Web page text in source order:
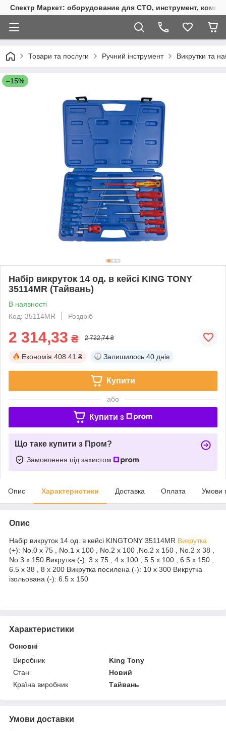
Спектр Маркет: оборудование для СТО, инструмент,
Товари та послуги Ручний інструмент Викрутки та
–15%
Набір викруток 14 од. в кейсі KING TONY
35114MR (Тайвань)
В наявності
Код: 35114MR
Роздріб
2 314,33 ₴ 2 722,74 ₴
Економія 408.41 ₴ Залишилось 40 днів
Купити
або
Купити з
Що таке купити з Пром?
Замовлення під захистом
Опис Характеристики Доставка Оплата Умови
Опис
Набір викруток 14 од. в кейсі KINGTONY 35114MR Викрутка
(+): No.0 x 75 , No.1 x 100 , No.2 x 100 ,No.2 x 150 , No.2 x 38 ,
No.3 x 150 Викрутка (-): 3 x 75 , 4 x 100 , 5.5 x 100 , 6.5 x 150 ,
6.5 x 38 , 8 x 200 Викрутка посилена (-): 10 x 300 Викрутка
ізольована (-): 6.5 x 150
Характеристики
Основні
Виробник
King Tony
Стан
Новий
Країна виробник
Тайвань
Умови доставки